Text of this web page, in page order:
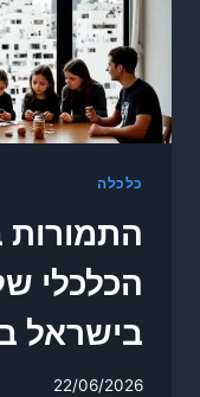
כלכלה
התמורות
הכלכלי
בישראל
22/06/2026